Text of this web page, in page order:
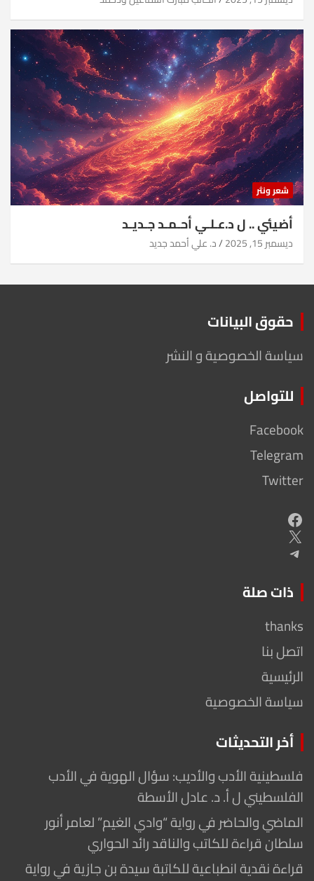
شعر ونثر
أضيئي .. ل د.عـلـي أحـمـد جـديـد
ديسمبر 15, 2025 د. علي أحمد جديد
حقوق البيانات
سياسة الخصوصية و النشر
للتواصل
Facebook
Telegram
Twitter
Facebook
X
Telegram
ذات صلة
thanks
اتصل بنا
الرئيسية
سياسة الخصوصية
أخر التحديثات
فلسطينية الأدب والأديب: سؤال الهوية في الأدب
الفلسطيني ل أ. د. عادل الأسطة
الماضي والحاضر في رواية “وادي الغيم” لعامر أنور
سلطان قراءة للكاتب والناقد رائد الحواري
قراءة نقدية انطباعية للكاتبة سيدة بن جازية في رواية